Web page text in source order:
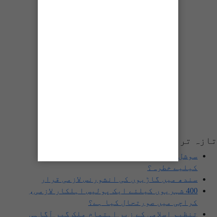
ترین پوسٹس
سوشل میڈیا پر وکڑی پوسٹ ڈیجیٹل شناخت
کیلیے خطرہ؟
سندھ میں گاڑیوں کی انشورنس لازمی قرار
400 شہریوں کیلئے ایک پولیس اہلکار لازمی،
کراچی میں صورتحال کیا ہے؟
تنظیم اسلامی کے زیرِ اہتمام ملک گیر آگاہی